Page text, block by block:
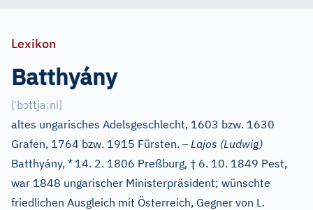
Lexikon
Batthyány
[ˈbɔttja:ni]
altes ungarisches Adelsgeschlecht, 1603 bzw. 1630
Grafen, 1764 bzw. 1915 Fürsten.– Lajos (Ludwig)
Batthyány, * 14. 2. 1806 Preßburg, † 6. 10. 1849 Pest,
war 1848 ungarischer Ministerpräsident; wünschte
friedlichen Ausgleich mit Österreich, Gegner von L.